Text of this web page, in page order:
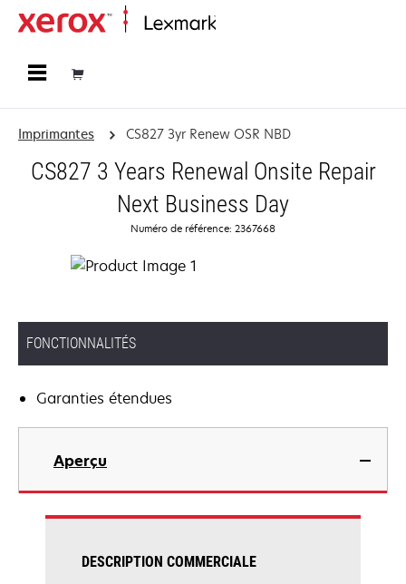
Imprimantes CS827 3yr Renew OSR NBD
CS827 3 Years Renewal Onsite Repair
Next Business Day
Numéro de référence: 2367668
FONCTIONNALITÉS
Garanties étendues
Aperçu
DESCRIPTION COMMERCIALE